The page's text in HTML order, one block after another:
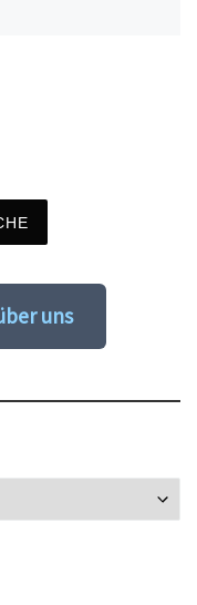
uns